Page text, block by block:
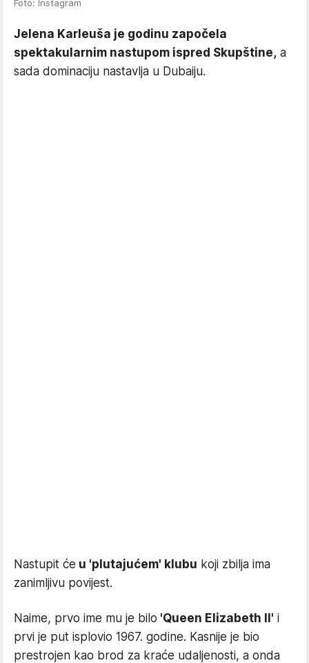
Foto: Instagram
Jelena Karleuša je godinu započela
spektakularnim nastupom ispred Skupštine, a
sada dominaciju nastavlja u Dubaiju.
Nastupit će u 'plutajućem' klubu koji zbilja ima
zanimljivu povijest.
Naime, prvo ime mu je bilo 'Queen Elizabeth II' i
prvi je put isplovio 1967. godine. Kasnije je bio
prestrojen kao brod za kraće udaljenosti, a onda